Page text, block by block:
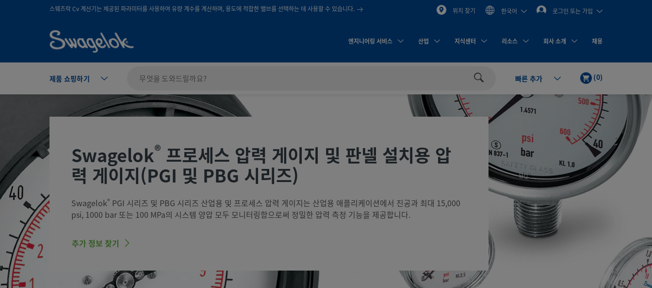
text.skipToContent
text.skipToNavigation스웨즈락 Cv 계산기는 제공된 파라미터를 사용하여 유량 계수를 계산하며, 용도에 적합한 밸브를 선택하는 데 사용할 수 있습니다. 위치 찾기 한국어 로그인 또는 가입
엔지니어링 서비스 산업 지식센터 리소스 회사 소개 채용
제품 쇼핑하기
색
빠른 추가
카
(0)
Swagelok® 프로세스 압력 게이지 및 판넬 설치용 압
력 게이지(PGI 및 PBG 시리즈)
Swagelok® PGI 시리즈 및 PBG 시리즈 산업용 및 프로세스 압력 게이지는 산업용 애플리케이션에서 진공과 최대 15,000
psi, 1000 bar 또는 100 MPa의 시스템 양압 모두 모니터링함으로써 정밀한 압력 측정 기능을 제공합니다.
추가 정보 찾기